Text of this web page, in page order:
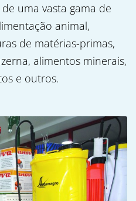
uma vasta gama de
animal,
de matérias-primas,
alimentos minerais,
e outros.